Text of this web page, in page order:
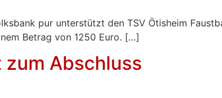
pur unterstützt den TSV Ötisheim
Betrag von 1250 Euro. […]
zum Abschluss